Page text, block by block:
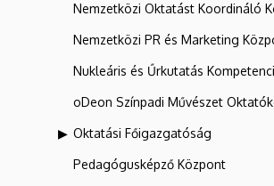
Nemzetközi Oktatást Koordináló
Nemzetközi PR és Marketing
Nukleáris és Űrkutatás
oDeon Színpadi Művészet
Oktatási Főigazgatóság
Pedagógusképző Központ